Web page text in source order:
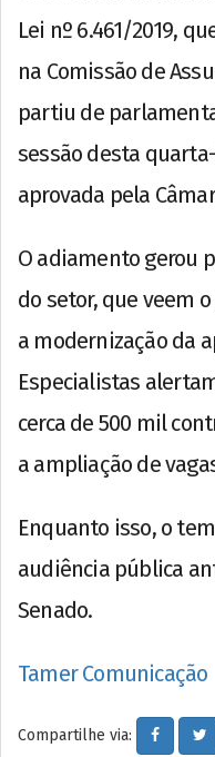
Lei nº 6.461/2019,
na Comissão de
partiu de
sessão desta
aprovada pela
O adiamento gerou
do setor, que veem
a modernização da
Especialistas
cerca de 500 mil
a ampliação de
Enquanto isso, o
audiência pública
Senado.
Tamer Comunicação
Compartilhe via: